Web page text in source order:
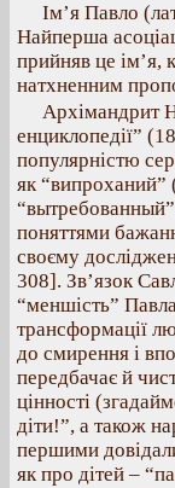
Ім’я Павло
Найперша
прийняв це ім’я,
натхненним
Архімандрит
енциклопедії”
популярністю
як
поняттями
своєму
308]. Зв’язок
“меншість”
трансформації
до смирення і
передбачає й
цінності
діти!”, а також
першими
як про дітей –